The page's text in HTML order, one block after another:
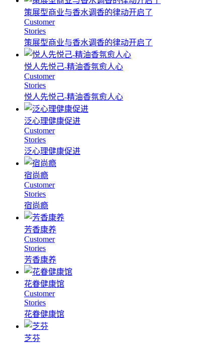
策展型商业与香水调香的律动开启了
Customer
Stories
策展型商业与香水调香的律动开启了
悦人先悦己-精油香氛愈人心
Customer
Stories
悦人先悦己-精油香氛愈人心
泛心理健康促进
Customer
Stories
泛心理健康促进
宿尚瘾
Customer
Stories
宿尚瘾
芳香康养
Customer
Stories
芳香康养
花眷健康馆
Customer
Stories
花眷健康馆
芝芬